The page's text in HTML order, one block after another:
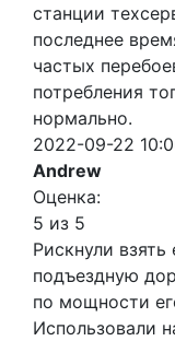
станции
последнее
частых
потребления
нормально.
2022-09-22
Andrew
Оценка:
5 из 5
Рискнули взять
подъездную
по мощности
Использовали